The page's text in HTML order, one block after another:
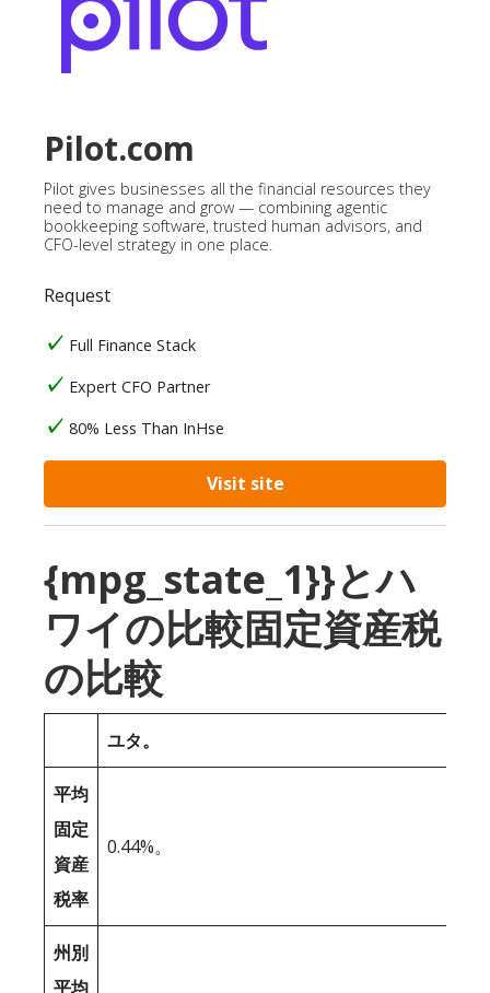
Pilot.com
Pilot gives businesses all the financial resources they
need to manage and grow — combining agentic
bookkeeping software, trusted human advisors, and
CFO-level strategy in one place.
Request
Full Finance Stack
Expert CFO Partner
80% Less Than InHse
Visit site
{mpg_state_1}}とハ
ワイの比較固定資産税
の比較
ユタ。
平均
固定
資産
税率
0.44%。
州別
平均